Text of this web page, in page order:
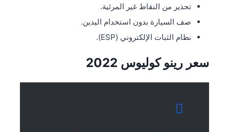
تحذير من النقاط غير المرئية.
صف السيارة بدون استخدام اليدين.
نظام الثبات الإلكتروني (ESP).
سعر رينو كوليوس 2022